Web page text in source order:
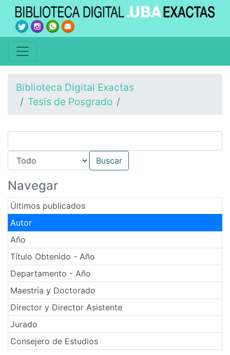
Biblioteca Digital Exactas
Tesis de Posgrado
Navegar
Últimos publicados
Autor
Año
Título Obtenido - Año
Departamento - Año
Maestría y Doctorado
Director y Director Asistente
Jurado
Consejero de Estudios